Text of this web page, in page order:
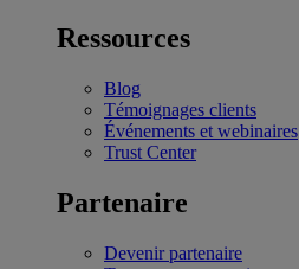
Ressources
Blog
Témoignages clients
Événements et webinaires
Trust Center
Partenaire
Devenir partenaire